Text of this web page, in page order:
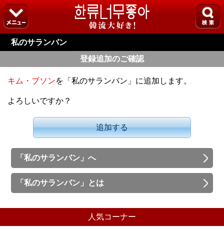
私のサランバン
登録追加のご確認
キム・ブソンを「私のサランバン」に追加します。
よろしいですか？
追加する
「私のサランバン」へ
「私のサランバン」とは
人気コーナー